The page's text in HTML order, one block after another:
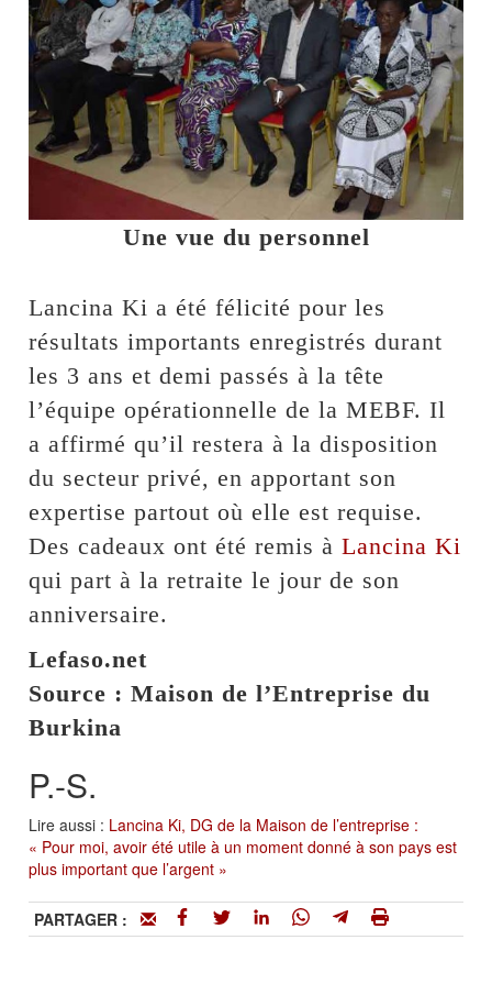
Une vue du personnel
Lancina Ki a été félicité pour les
résultats importants enregistrés durant
les 3 ans et demi passés à la tête
l’équipe opérationnelle de la MEBF. Il
a affirmé qu’il restera à la disposition
du secteur privé, en apportant son
expertise partout où elle est requise.
Des cadeaux ont été remis àLancina Ki
qui part à la retraite le jour de son
anniversaire.
Lefaso.net
Source : Maison de l’Entreprise du
Burkina
P.-S.
Lire aussi : Lancina Ki, DG de la Maison de l’entreprise :
« Pour moi, avoir été utile à un moment donné à son pays est
plus important que l’argent »
PARTAGER :